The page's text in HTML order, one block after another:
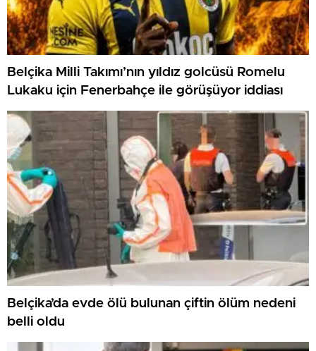
Belçika Milli Takımı’nın yıldız golcüsü Romelu
Lukaku için Fenerbahçe ile görüşüyor iddiası
Belçika’da evde ölü bulunan çiftin ölüm nedeni
belli oldu